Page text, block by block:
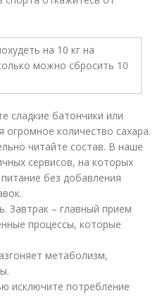
сладкие батончики или
количество сахара.
читайте состав. В наше
сервисов, на которых
без добавления
Завтрак – главный прием
процессы, которые
метаболизм,
исключите потребление